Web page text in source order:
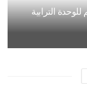
للوحدة الترابية